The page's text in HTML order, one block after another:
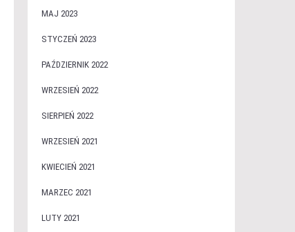
MAJ 2023
STYCZEŃ 2023
PAŹDZIERNIK 2022
WRZESIEŃ 2022
SIERPIEŃ 2022
WRZESIEŃ 2021
KWIECIEŃ 2021
MARZEC 2021
LUTY 2021